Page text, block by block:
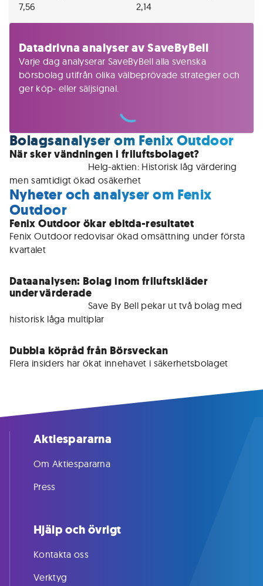
7,56 2,14
Datadrivna analyser av SaveByBell
Varje dag analyserar SaveByBell alla svenska
börsbolag utifrån olika välbeprövade strategier och
ger köp- eller säljsignal.
Bolagsanalyser om Fenix Outdoor
När sker vändningen i friluftsbolaget?
Helg-aktien: Historisk låg värdering
men samtidigt ökad osäkerhet
Nyheter och analyser om Fenix
Outdoor
Fenix Outdoor ökar ebitda-resultatet
Fenix Outdoor redovisar ökad omsättning under första
kvartalet
Dataanalysen: Bolag inom friluftskläder
undervärderade
För medlemmar • Save By Bell pekar ut två bolag med
historisk låga multiplar
Dubbla köpråd från Börsveckan
Flera insiders har ökat innehavet i säkerhetsbolaget
Aktiespararna
Om Aktiespararna
Press
Hjälp och övrigt
Kontakta oss
Verktyg